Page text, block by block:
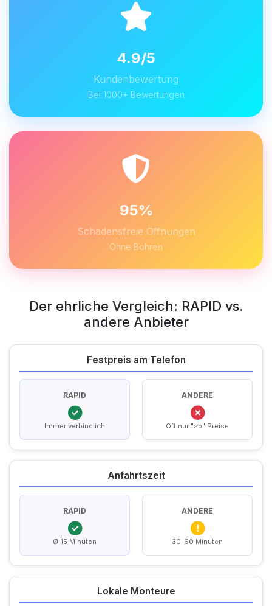
4.9/5
Kundenbewertung
Bei 1000+ Bewertungen
95%
Schadensfreie Öffnungen
Ohne Bohren
Der ehrliche Vergleich: RAPID vs.
andere Anbieter
Festpreis am Telefon
RAPID
Immer verbindlich
ANDERE
Oft nur "ab" Preise
Anfahrtszeit
RAPID
Ø 15 Minuten
ANDERE
30-60 Minuten
Lokale Monteure